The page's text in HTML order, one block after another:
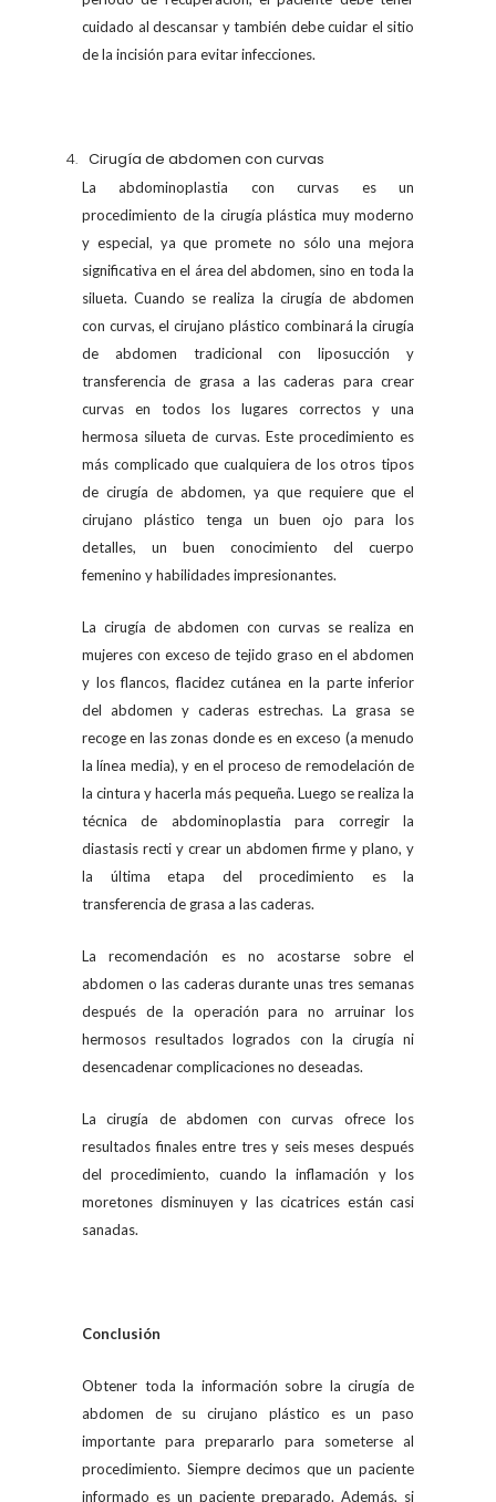
cuidado al descansar y también debe cuidar el sitio
de la incisión para evitar infecciones.
Cirugía de abdomen con curvas
La abdominoplastia con curvas es un
procedimiento de la cirugía plástica muy moderno
y especial, ya que promete no sólo una mejora
significativa en el área del abdomen, sino en toda la
silueta. Cuando se realiza la cirugía de abdomen
con curvas, el cirujano plástico combinará la cirugía
de abdomen tradicional con liposucción y
transferencia de grasa a las caderas para crear
curvas en todos los lugares correctos y una
hermosa silueta de curvas. Este procedimiento es
más complicado que cualquiera de los otros tipos
de cirugía de abdomen, ya que requiere que el
cirujano plástico tenga un buen ojo para los
detalles, un buen conocimiento del cuerpo
femenino y habilidades impresionantes.
La cirugía de abdomen con curvas se realiza en
mujeres con exceso de tejido graso en el abdomen
y los flancos, flacidez cutánea en la parte inferior
del abdomen y caderas estrechas. La grasa se
recoge en las zonas donde es en exceso (a menudo
la línea media), y en el proceso de remodelación de
la cintura y hacerla más pequeña. Luego se realiza la
técnica de abdominoplastia para corregir la
diastasis recti y crear un abdomen firme y plano, y
la última etapa del procedimiento es la
transferencia de grasa a las caderas.
La recomendación es no acostarse sobre el
abdomen o las caderas durante unas tres semanas
después de la operación para no arruinar los
hermosos resultados logrados con la cirugía ni
desencadenar complicaciones no deseadas.
La cirugía de abdomen con curvas ofrece los
resultados finales entre tres y seis meses después
del procedimiento, cuando la inflamación y los
moretones disminuyen y las cicatrices están casi
sanadas.
Conclusión
Obtener toda la información sobre la cirugía de
abdomen de su cirujano plástico es un paso
importante para prepararlo para someterse al
procedimiento. Siempre decimos que un paciente
informado es un paciente preparado. Además, si